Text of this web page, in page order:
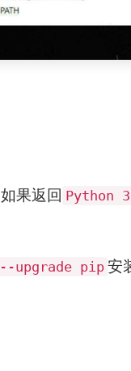
如果返回 Python
upgrade pip安